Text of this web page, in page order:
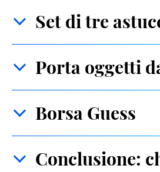
Set di tre
Porta oggetti
Borsa Guess
Conclusione: